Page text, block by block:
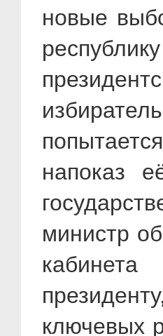
новые
напоказ
министр
ключевых